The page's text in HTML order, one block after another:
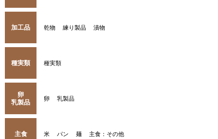
加工品 乾物 練り製品 漬物
種実類 種実類
卵
乳製品
卵 乳製品
主食 米 パン 麺 主食：その他